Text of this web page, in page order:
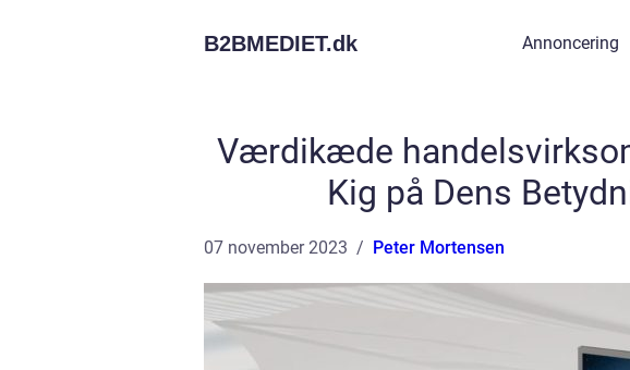
B2BMEDIET.dk Annoncering
Værdikæde
Kig på Dens
07 november 2023 Peter Mortensen